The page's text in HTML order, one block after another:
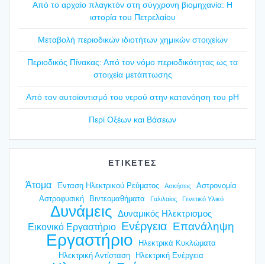
Από το αρχαίο πλαγ­κτόν στη σύγ­χρο­νη βιο­μη­χα­νία: Η
ιστο­ρία του Πετρε­λαί­ου
Mετα­βο­λή περιο­δι­κών ιδιο­τή­των χημι­κών στοι­χεί­ων
Περιο­δι­κός Πίνα­κας: Από τον νόμο περιο­δι­κό­τη­τας ως τα
στοι­χεία μετά­πτω­σης
Από τον αυτοϊ­ο­ντι­σμό του νερού στην κατα­νό­η­ση του pH
Περί Οξέ­ων και Βάσε­ων
ΕΤΙΚΕΤΕΣ
Άτομα Ένταση Ηλεκτρικού Ρεύματος Ασκήσεις
Αστρονομία
Αστροφυσική
Βιντεομαθήματα Γαλιλαίος Γενετικό Υλικό
Δυνάμεις Δυναμικός Ηλεκτρισμος
Εικονικό Εργαστήριο Ενέργεια Επανάληψη
Εργαστήριο
Ηλεκτρικά Κυκλώματα
Ηλεκτρική Αντίσταση
Ηλεκτρική Ενέργεια